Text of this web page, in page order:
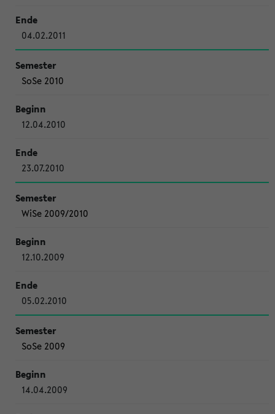
04.02.2011
SoSe 2010
12.04.2010
23.07.2010
WiSe 2009/2010
12.10.2009
05.02.2010
SoSe 2009
14.04.2009